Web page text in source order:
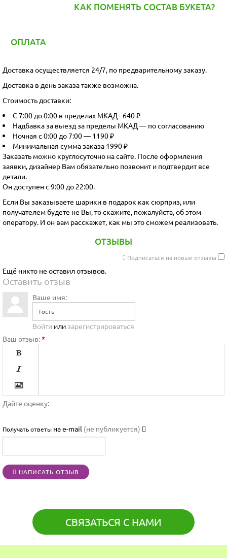
КАК ПОМЕНЯТЬ СОСТАВ БУКЕТА?
ОПЛАТА
Доставка осуществляется 24/7, по предварительному заказу.
Доставка в день заказа также возможна.
Стоимость доставки:
С 7:00 до 0:00 в пределах МКАД - 640 ₽
Надбавка за выезд за пределы МКАД — по согласованию
Ночная с 0:00 до 7:00 — 1190 ₽
Минимальная сумма заказа 1990 ₽
Заказать можно круглосуточно на сайте. После оформления
заявки, дизайнер Вам обязательно позвонит и подтвердит все
детали.
Он доступен с 9:00 до 22:00.
Если Вы заказываете шарики в подарок как сюрприз, или
получателем будете не Вы, то скажите, пожалуйста, об этом
оператору. И он вам расскажет, как мы это сможем реализовать.
ОТЗЫВЫ
Подписаться на новые отзывы
Ещё никто не оставил отзывов.
Оставить отзыв
Ваше имя:
Войти или зарегистрироваться
Ваш отзыв:*







Дайте оценку:
Получать ответы на e-mail (не публикуется)
НАПИСАТЬ ОТЗЫВ
СВЯЗАТЬСЯ С НАМИ